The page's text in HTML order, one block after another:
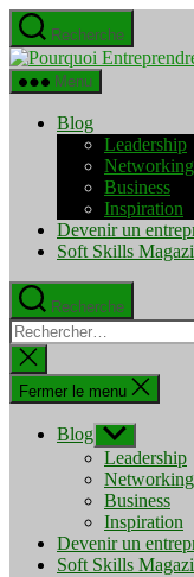
Aller
au
contenu
Recherche
Menu
Blog
Leadership
Networking
Business
Inspiration
Devenir un
Soft Skills
Recherche
Rechercher :
Fermer
la
recherche
Fermer le menu
Blog Afficher
le
sous-
menu
Leadership
Networking
Business
Inspiration
Devenir un
Soft Skills